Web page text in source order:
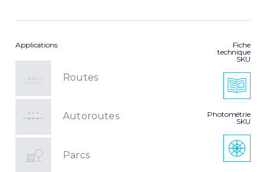
Applications
Routes
Autoroutes
Parcs
Fiche
technique
SKU
Photométrie
SKU